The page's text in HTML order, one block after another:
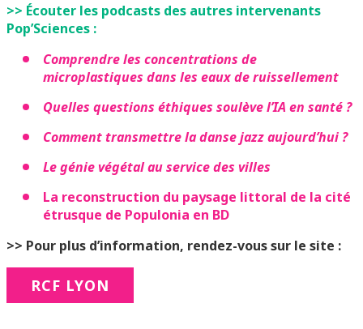
>> Écouter les podcasts des autres intervenants
Pop’Sciences :
Comprendre les concentrations de
microplastiques dans les eaux de ruissellement
Quelles questions éthiques soulève l’IA en santé ?
Comment transmettre la danse jazz aujourd’hui ?
Le génie végétal au service des villes
La reconstruction du paysage littoral de la cité
étrusque de Populonia en BD
>> Pour plus d’information, rendez-vous sur le site :
RCF LYON